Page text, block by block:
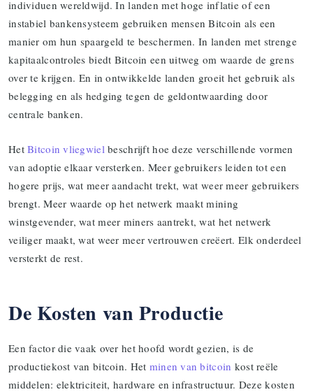
individuen wereldwijd. In landen met hoge inflatie of een
instabiel bankensysteem gebruiken mensen Bitcoin als een
manier om hun spaargeld te beschermen. In landen met strenge
kapitaalcontroles biedt Bitcoin een uitweg om waarde de grens
over te krijgen. En in ontwikkelde landen groeit het gebruik als
belegging en als hedging tegen de geldontwaarding door
centrale banken.
HetBitcoin vliegwielbeschrijft hoe deze verschillende vormen
van adoptie elkaar versterken. Meer gebruikers leiden tot een
hogere prijs, wat meer aandacht trekt, wat weer meer gebruikers
brengt. Meer waarde op het netwerk maakt mining
winstgevender, wat meer miners aantrekt, wat het netwerk
veiliger maakt, wat weer meer vertrouwen creëert. Elk onderdeel
versterkt de rest.
De Kosten van Productie
Een factor die vaak over het hoofd wordt gezien, is de
productiekost van bitcoin. Het minen van bitcoin kost reële
middelen: elektriciteit, hardware en infrastructuur. Deze kosten